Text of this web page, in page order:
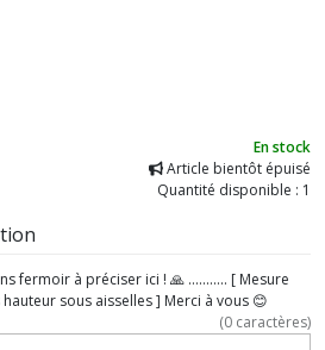
En stock
Article bientôt épuisé
Quantité disponible : 1
fermoir à préciser ici ! 🙏 ........... [ Mesure
sous aisselles ] Merci à vous 😊
(0 caractères)